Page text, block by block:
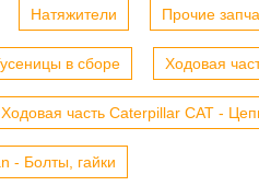
Натяжители Прочие
в сборе Ходовая
Ходовая часть Caterpillar CAT -
- Болты, гайки